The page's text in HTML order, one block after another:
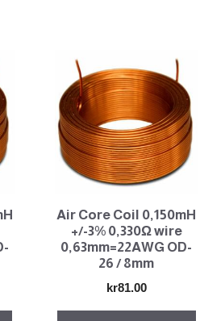
Air Core Coil 0,150mH
+/-3% 0,330Ω wire
0,63mm=22AWG OD-
26 / 8mm
kr81.00